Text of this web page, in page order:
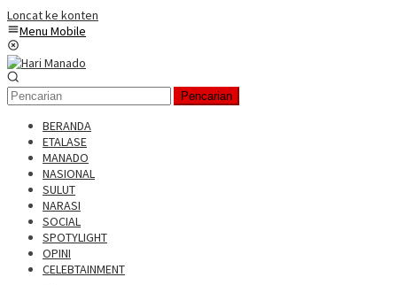
Loncat ke konten
Menu Mobile
Pencarian
BERANDA
ETALASE
MANADO
NASIONAL
SULUT
NARASI
SOCIAL
SPOTYLIGHT
OPINI
CELEBTAINMENT